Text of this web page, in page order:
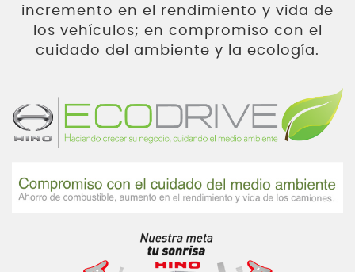
incremento en el rendimiento y vida de
los vehículos; en compromiso con el
cuidado del ambiente y la ecología.